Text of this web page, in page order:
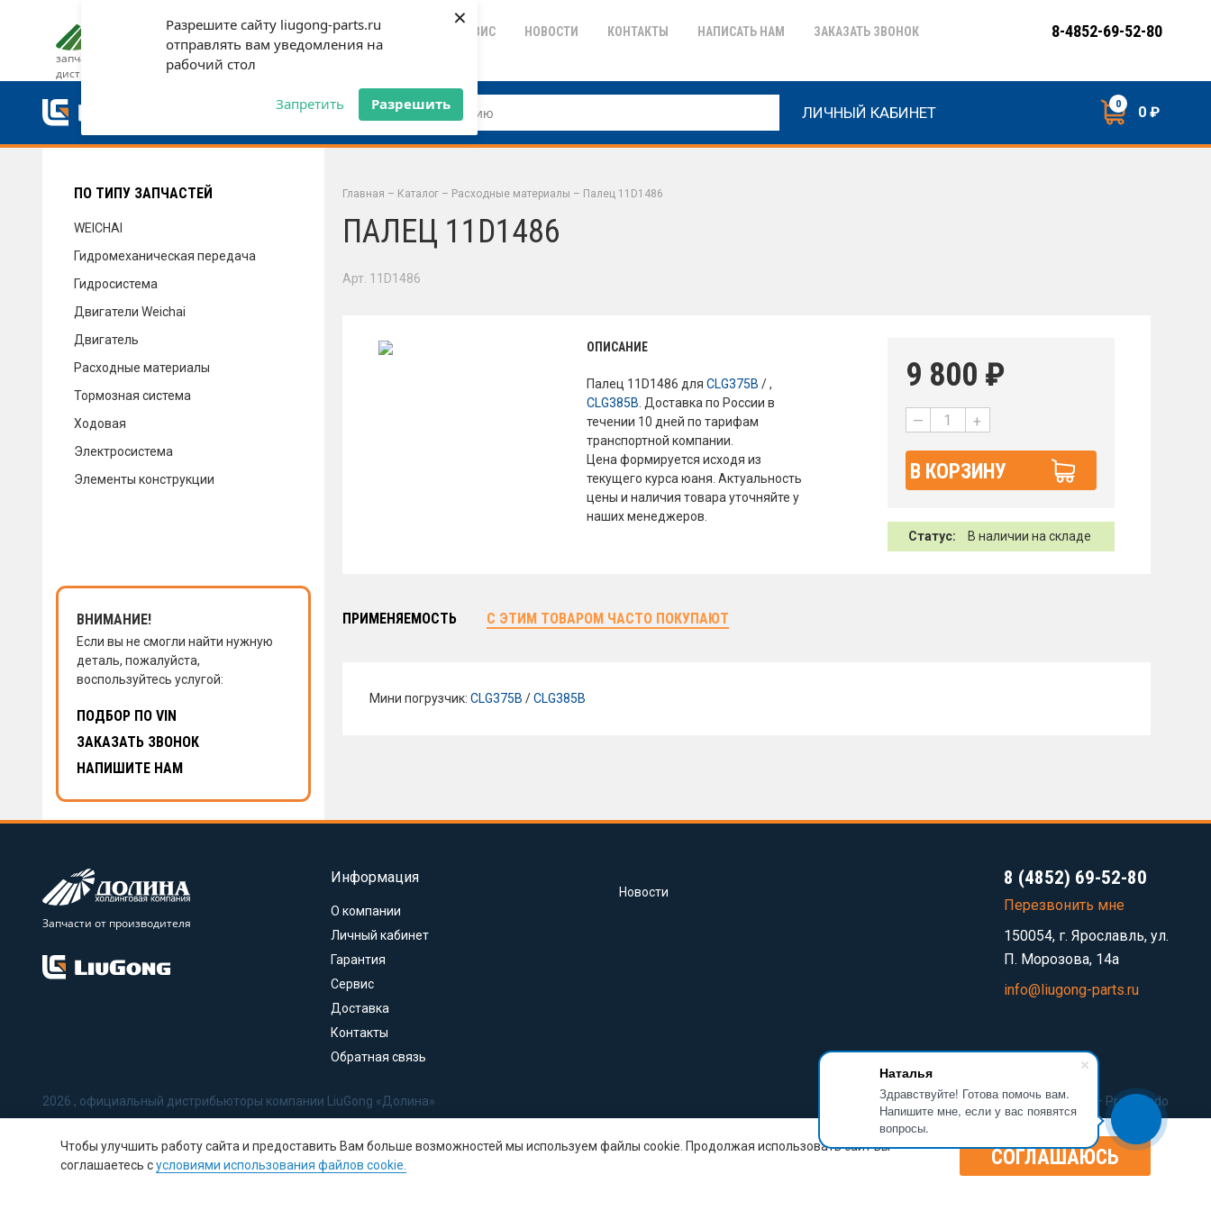
Разрешите сайту liugong-parts.ru
отправлять вам уведомления на
рабочий стол
Запретить Разрешить
×
Наталья
Здравствуйте! Готова помочь вам.
Напишите мне, если у вас появятся
вопросы.
запчасти от официального
дистрибьютора
ДОСТАВКА И ОПЛАТА ГАРАНТИЯ СЕРВИС НОВОСТИ КОНТАКТЫ НАПИСАТЬ НАМ ЗАКАЗАТЬ ЗВОНОК
ДОСТАВКА И ОПЛАТА
СЕРВИС
ЗАКАЗАТЬ ЗВОНОК
8-4852-69-52-80
ЛИЧНЫЙ КАБИНЕТ 0 0 ₽
ПО ТИПУ ЗАПЧАСТЕЙ
WEICHAI
Гидромеханическая передача
Гидросистема
Двигатели Weichai
Двигатель
Расходные материалы
Тормозная система
Ходовая
Электросистема
Элементы конструкции
ВНИМАНИЕ!
Если вы не смогли найти нужную
деталь, пожалуйста,
воспользуйтесь услугой:
ПОДБОР ПО VIN
ЗАКАЗАТЬ ЗВОНОК
НАПИШИТЕ НАМ
Главная – Каталог – Расходные материалы – Палец 11D1486
ПАЛЕЦ 11D1486
Арт. 11D1486
ОПИСАНИЕ
Палец 11D1486 дляCLG375B / ,
CLG385B . Доставка по России в
течении 10 дней по тарифам
транспортной компании.
Цена формируется исходя из
текущего курса юаня. Актуальность
цены и наличия товара уточняйте у
наших менеджеров.
9 800 ₽
— +
В КОРЗИНУ
Статус: В наличии на складе
ПРИМЕНЯЕМОСТЬ С ЭТИМ ТОВАРОМ ЧАСТО ПОКУПАЮТ
Мини погрузчик: CLG375B /CLG385B
Запчасти от производителя
Информация
О компании
Личный кабинет
Гарантия
Сервис
Доставка
Контакты
Обратная связь
Новости
8 (4852) 69-52-80
Перезвонить мне
150054, г. Ярославль, ул.
П. Морозова, 14а
info@liugong-parts.ru
2026 , официальный дистрибьюторы компании LiuGong «Долина»
Политика в отношении обработки персональных данных
Соглашение на обработку персональных данных
Политика использования Cookie-файлов
Разработка сайта — Prominado
Чтобы улучшить работу сайта и предоставить Вам больше возможностей мы используем файлы cookie. Продолжая использовать сайт вы
соглашаетесь сусловиями использования файлов cookie. СОГЛАШАЮСЬ